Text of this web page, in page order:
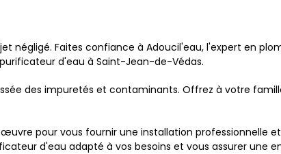
négligé. Faites confiance à Adoucil'eau, l'expert en
d'eau à Saint-Jean-de-Védas.
des impuretés et contaminants. Offrez à votre
pour vous fournir une installation professionnelle
d'eau adapté à vos besoins et vous assurer une